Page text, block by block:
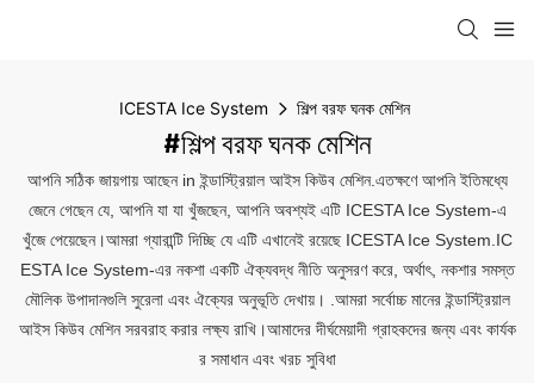
ICESTA Ice System শিল্প বরফ ঘনক মেশিন
#শিল্প বরফ ঘনক মেশিন
আপনি সঠিক জায়গায় আছেন in ইন্ডাস্ট্রিয়াল আইস কিউব মেশিন.এতক্ষণে আপনি ইতিমধ্যে
জেনে গেছেন যে, আপনি যা যা খুঁজছেন, আপনি অবশ্যই এটি ICESTA Ice System-এ
খুঁজে পেয়েছেন।আমরা গ্যারান্টি দিচ্ছি যে এটি এখানেই রয়েছে ICESTA Ice System.IC
ESTA Ice System-এর নকশা একটি ঐক্যবদ্ধ নীতি অনুসরণ করে, অর্থাৎ, নকশার সমস্ত
মৌলিক উপাদানগুলি সুরেলা এবং ঐক্যের অনুভূতি দেখায়। .আমরা সর্বোচ্চ মানের ইন্ডাস্ট্রিয়াল
আইস কিউব মেশিন সরবরাহ করার লক্ষ্য রাখি।আমাদের দীর্ঘমেয়াদী গ্রাহকদের জন্য এবং কার্যক
র সমাধান এবং খরচ সুবিধা